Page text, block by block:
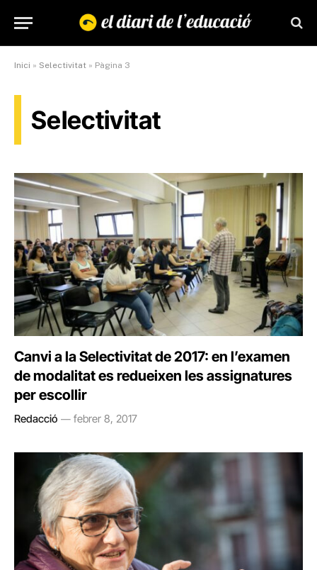
Inici » Selectivitat » Pàgina 3
Selectivitat
Canvi a la Selectivitat de 2017: en l’examen
de modalitat es redueixen les assignatures
per escollir
Redacció febrer 8, 2017